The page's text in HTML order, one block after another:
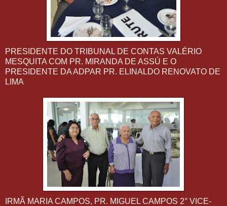
PRESIDENTE DO TRIBUNAL DE CONTAS VALÉRIO
MESQUITA COM PR. MIRANDA DE ASSÚ E O
PRESIDENTE DA ADPAR PR. ELINALDO RENOVATO DE
LIMA
IRMÃ MARIA CAMPOS, PR. MIGUEL CAMPOS 2° VICE-